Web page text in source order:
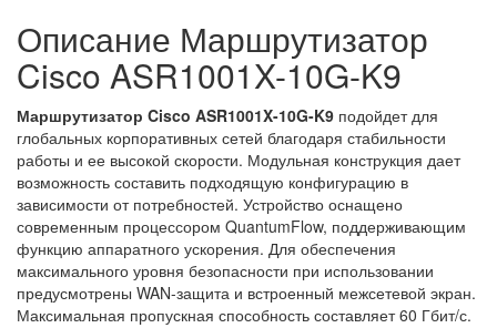
Описание Маршрутизатор
Cisco ASR1001X-10G-K9
Маршрутизатор Cisco ASR1001X-10G-K9 подойдет для
глобальных корпоративных сетей благодаря стабильности
работы и ее высокой скорости. Модульная конструкция дает
возможность составить подходящую конфигурацию в
зависимости от потребностей. Устройство оснащено
современным процессором QuantumFlow, поддерживающим
функцию аппаратного ускорения. Для обеспечения
максимального уровня безопасности при использовании
предусмотрены WAN-защита и встроенный межсетевой экран.
Максимальная пропускная способность составляет 60 Гбит/с.